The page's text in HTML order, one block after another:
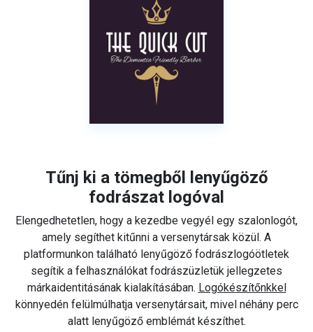
Tűnj ki a tömegből lenyűgöző
fodrászat logóval
Elengedhetetlen, hogy a kezedbe vegyél egy szalonlogót,
amely segíthet kitűnni a versenytársak közül. A
platformunkon található lenyűgöző fodrászlogóötletek
segítik a felhasználókat fodrászüzletük jellegzetes
márkaidentitásának kialakításában. Logókészítőnkkel
könnyedén felülmúlhatja versenytársait, mivel néhány perc
alatt lenyűgöző emblémát készíthet.